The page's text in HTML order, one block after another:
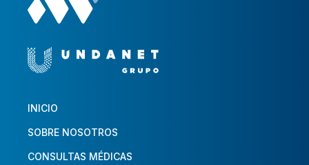
INICIO
SOBRE NOSOTROS
CONSULTAS MÉDICAS